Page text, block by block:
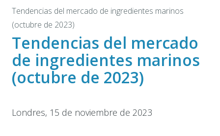
Tendencias del mercado de ingredientes marinos
(octubre de 2023)
Tendencias del mercado
de ingredientes marinos
(octubre de 2023)
Londres, 15 de noviembre de 2023